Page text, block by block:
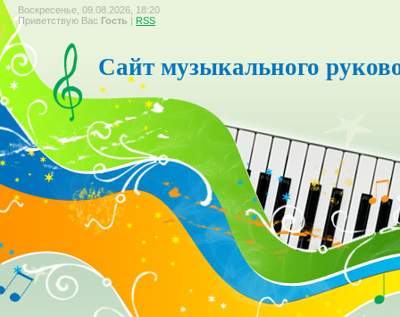
Воскресенье, 09.08.2026, 18:20
Приветствую Вас Гость | RSS
Сайт музыкального